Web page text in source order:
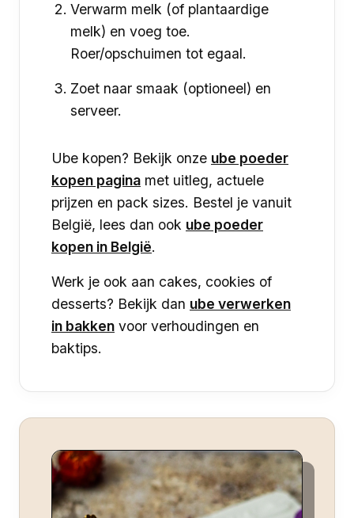
Verwarm melk (of plantaardige
melk) en voeg toe.
Roer/opschuimen tot egaal.
Zoet naar smaak (optioneel) en
serveer.
Ube kopen? Bekijk onze ube poeder
kopen pagina met uitleg, actuele
prijzen en pack sizes. Bestel je vanuit
België, lees dan ook ube poeder
kopen in België.
Werk je ook aan cakes, cookies of
desserts? Bekijk dan ube verwerken
in bakken voor verhoudingen en
baktips.